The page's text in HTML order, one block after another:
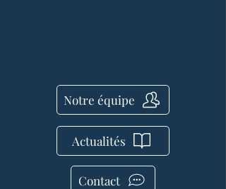
Notre équipe
Actualités
Contact